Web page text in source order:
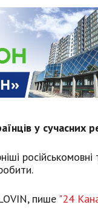
у сучасних
пише "24